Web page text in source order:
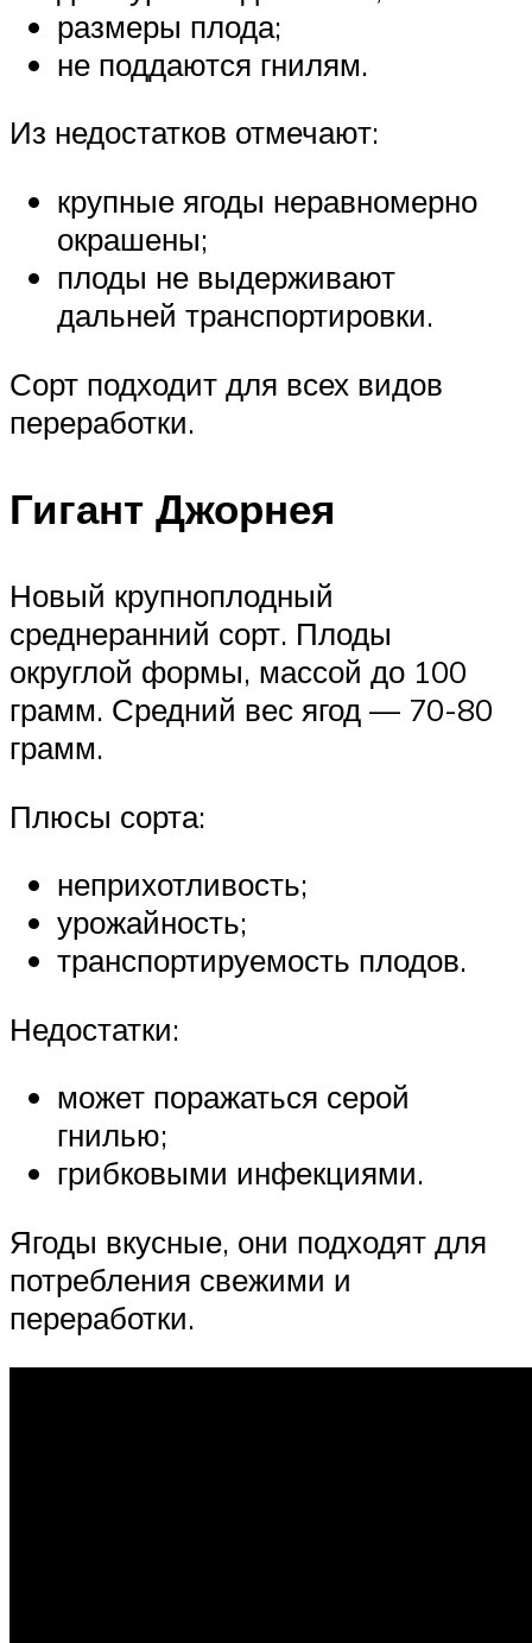
размеры плода;
не поддаются гнилям.
Из недостатков отмечают:
крупные ягоды неравномерно
окрашены;
плоды не выдерживают
дальней транспортировки.
Сорт подходит для всех видов
переработки.
Гигант Джорнея
Новый крупноплодный
среднеранний сорт. Плоды
округлой формы, массой до 100
грамм. Средний вес ягод — 70-80
грамм.
Плюсы сорта:
неприхотливость;
урожайность;
транспортируемость плодов.
Недостатки:
может поражаться серой
гнилью;
грибковыми инфекциями.
Ягоды вкусные, они подходят для
потребления свежими и
переработки.